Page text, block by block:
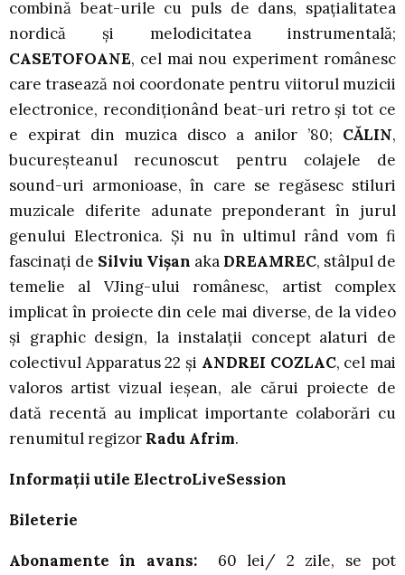
combină beat-urile cu puls de dans, spaţialitatea
nordică şi melodicitatea instrumentală;
CASETOFOANE, cel mai nou experiment românesc
care trasează noi coordonate pentru viitorul muzicii
electronice, recondiționând beat-uri retro și tot ce
e expirat din muzica disco a anilor ’80; CĂLIN,
bucureşteanul recunoscut pentru colajele de
sound-uri armonioase, în care se regăsesc stiluri
muzicale diferite adunate preponderant în jurul
genului Electronica. Şi nu în ultimul rând vom fi
fascinaţi de Silviu Vişan aka DREAMREC, stâlpul de
temelie al VJing-ului românesc, artist complex
implicat în proiecte din cele mai diverse, de la video
şi graphic design, la instalaţii concept alaturi de
colectivul Apparatus 22 şi ANDREI COZLAC, cel mai
valoros artist vizual ieşean, ale cărui proiecte de
dată recentă au implicat importante colaborări cu
renumitul regizor Radu Afrim.
Informații utile ElectroLiveSession
Bileterie
Abonamente în avans:60 lei/ 2 zile, se pot